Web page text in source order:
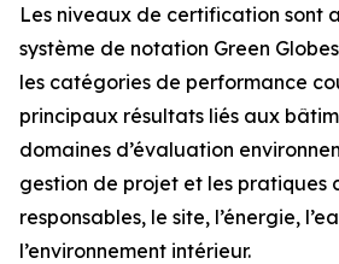
Les niveaux de certification sont
système de notation Green
les catégories de performance
principaux résultats liés aux
domaines d’évaluation
gestion de projet et les pratiques
responsables, le site, l’énergie,
l’environnement intérieur.